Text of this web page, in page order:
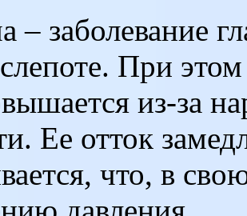
– заболевание
При
из-за
Ее отток
что, в